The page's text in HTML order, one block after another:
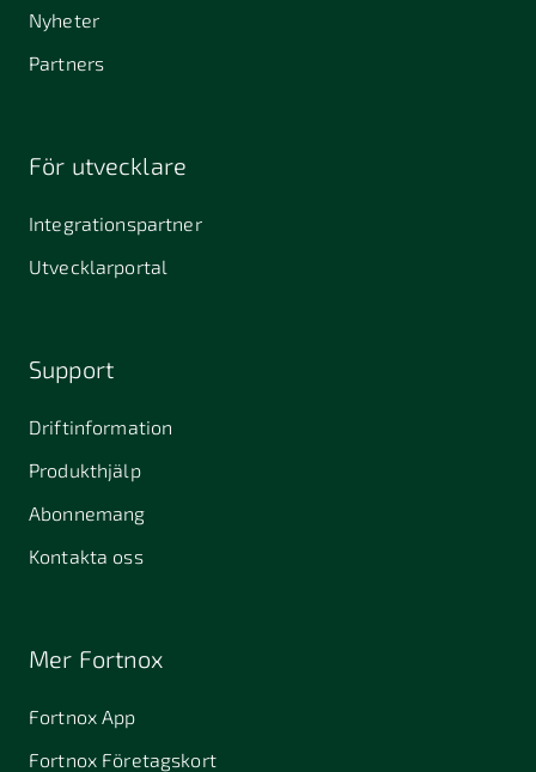
Nyheter
Partners
För utvecklare
Integrationspartner
Utvecklarportal
Support
Driftinformation
Produkthjälp
Abonnemang
Kontakta oss
Mer Fortnox
Fortnox App
Fortnox Företagskort